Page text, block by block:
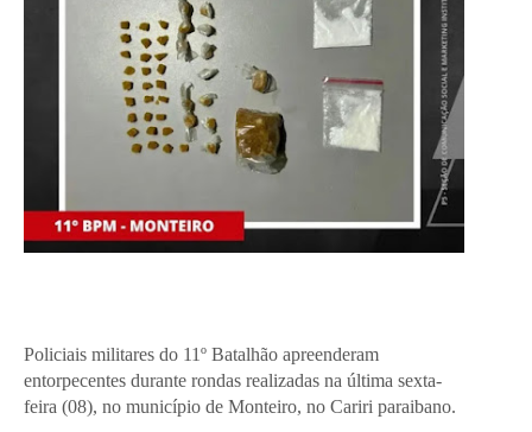
Policiais militares do 11º Batalhão apreenderam
entorpecentes durante rondas realizadas na última sexta-
feira (08), no município de Monteiro, no Cariri paraibano.